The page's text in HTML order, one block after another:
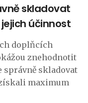
skladovat
účinnost
doplňcích
znehodnotit
správně skladovat
získali maximum